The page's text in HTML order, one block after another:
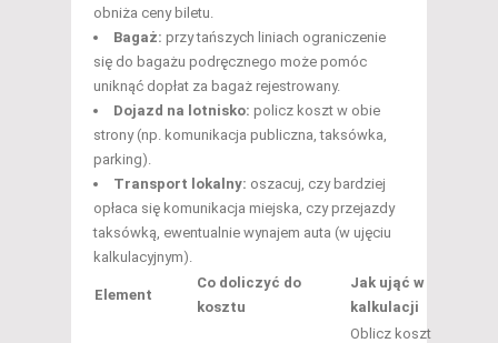
obniża ceny biletu.
Bagaż: przy tańszych liniach ograniczenie
się do bagażu podręcznego może pomóc
uniknąć dopłat za bagaż rejestrowany.
Dojazd na lotnisko: policz koszt w obie
strony (np. komunikacja publiczna, taksówka,
parking).
Transport lokalny: oszacuj, czy bardziej
opłaca się komunikacja miejska, czy przejazdy
taksówką, ewentualnie wynajem auta (w ujęciu
kalkulacyjnym).
Element
Co doliczyć do
kosztu
Jak ująć w
kalkulacji
Oblicz koszt